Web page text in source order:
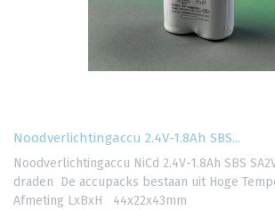
Noodverlichtingaccu 2.4V-1.8Ah SBS...
Noodverlichtingaccu NiCd 2.4V-1.8Ah SBS
draden De accupacks bestaan uit Hoge
Afmeting LxBxH 44x22x43mm